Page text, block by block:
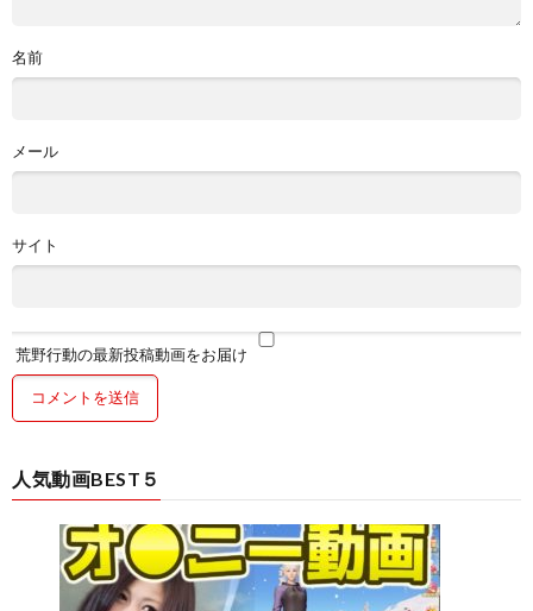
名前
メール
サイト
荒野行動の最新投稿動画をお届け
人気動画BEST５